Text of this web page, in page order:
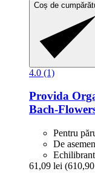
Coș de
4.0 (1)
Provida
Bach-​
Pentru
De
61,09 lei